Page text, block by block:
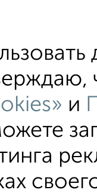
на улице
с балконом
Хрущевка
На
и